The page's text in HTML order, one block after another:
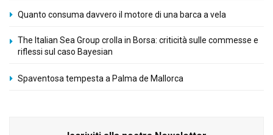
Quanto consuma davvero il motore di una barca a vela
The Italian Sea Group crolla in Borsa: criticità sulle commesse e
riflessi sul caso Bayesian
Spaventosa tempesta a Palma de Mallorca